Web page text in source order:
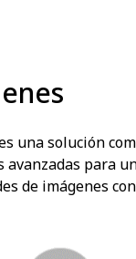
una solución
avanzadas para
de imágenes